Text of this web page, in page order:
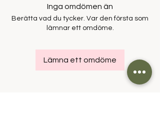
Inga omdömen än
Berätta vad du tycker. Var den första som
lämnar ett omdöme.
Lämna ett omdöme